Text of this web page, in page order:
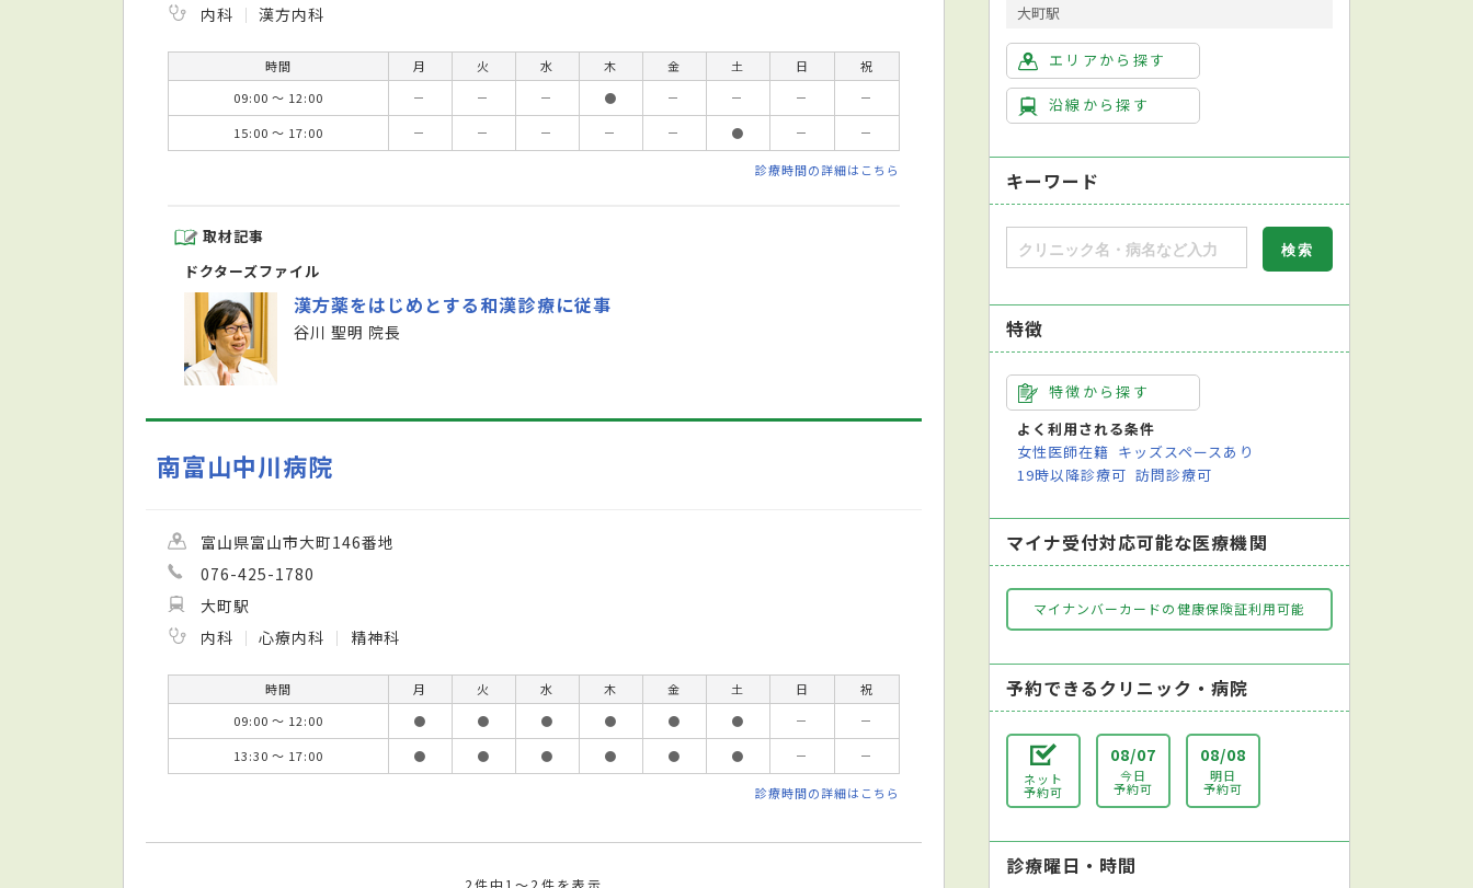
内科
漢方内科
時間 月 火 水 木 金 土 日
祝
09:00 ～ 12:00
－ － － ● － － －
－
15:00 ～ 17:00
－ － － － － ● － －
診療時間の詳細はこちら
取材記事
ドクターズファイル
漢方薬をはじめとする和漢診療に従事
谷川 聖明 院長
南富山中川病院
富山県富山市大町146番地
076-425-1780
大町駅
内科
心療内科 精神科
時間 月 火 水 木 金 土 日
祝
09:00 ～ 12:00
● ● ● ● ● ● －
－
13:30 ～ 17:00
● ● ● ● ● ● － －
診療時間の詳細はこちら
2件中1～2件を表示
大町駅
エリアから探す
沿線から探す
キーワード
特徴
特徴から探す
よく利用される条件
女性医師在籍 キッズスペースあり
19時以降診療可 訪問診療可
マイナ受付対応可能な医療機関
マイナンバーカードの健康保険証利用可能
予約できるクリニック・病院
ネット
予約可
08/07
今日
予約可
08/08
明日
予約可
診療曜日・時間